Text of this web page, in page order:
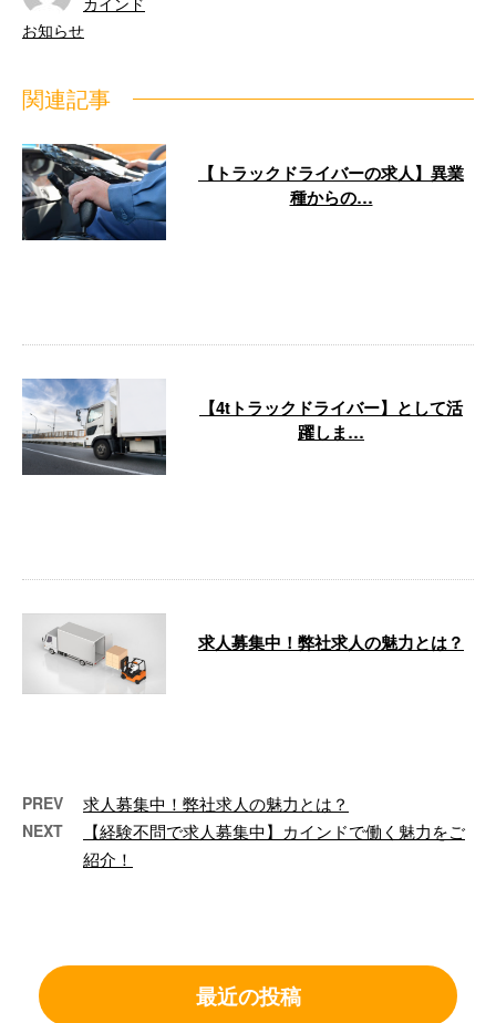
お知らせ
関連記事
【トラックドライバーの求人】異業
種からの…
【4tトラックドライバー】として活
躍しま…
求人募集中！弊社求人の魅力とは？
PREV 求人募集中！弊社求人の魅力とは？
NEXT
【経験不問で求人募集中】カインドで働く魅力をご
紹介！
最近の投稿